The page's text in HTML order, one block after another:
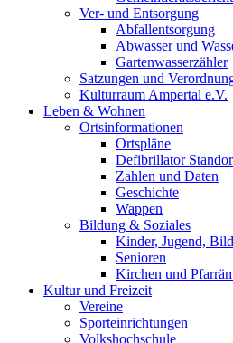
Ver- und Entsorgung
Abfallentsorgung
Abwasser und
Gartenwasserzähler
Satzungen und
Kulturraum Ampertal e.V.
Leben & Wohnen
Ortsinformationen
Ortspläne
Defibrillator
Zahlen und Daten
Geschichte
Wappen
Bildung & Soziales
Kinder, Jugend,
Senioren
Kirchen und
Kultur und Freizeit
Vereine
Sporteinrichtungen
Volkshochschule